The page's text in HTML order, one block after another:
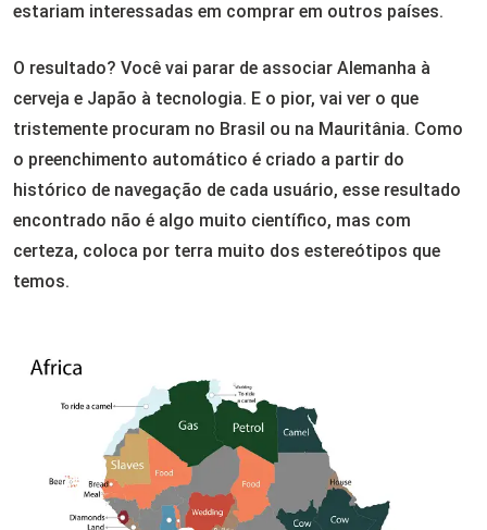
estariam interessadas em comprar em outros países.
O resultado? Você vai parar de associar Alemanha à
cerveja e Japão à tecnologia. E o pior, vai ver o que
tristemente procuram no Brasil ou na Mauritânia. Como
o preenchimento automático é criado a partir do
histórico de navegação de cada usuário, esse resultado
encontrado não é algo muito científico, mas com
certeza, coloca por terra muito dos estereótipos que
temos.